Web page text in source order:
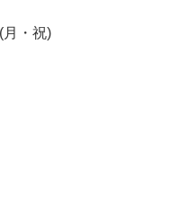
月・祝)